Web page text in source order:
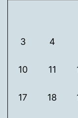
3 4
10 11
17 18